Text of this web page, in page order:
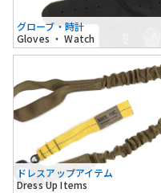
グローブ・時計
Gloves ・ Watch
ドレスアップアイテム
Dress Up Items